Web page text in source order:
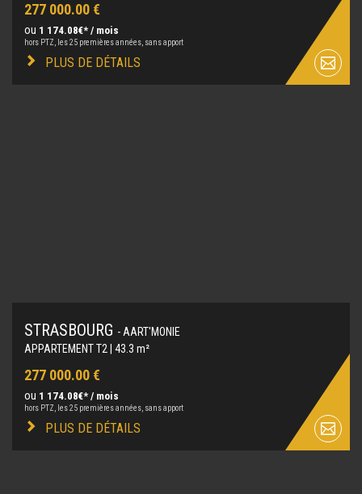
277 000.00 €
ou 1 174.08€* / mois
hors PTZ, les 25 premières années, sans apport
PLUS DE DÉTAILS
STRASBOURG - AART'MONIE
APPARTEMENT T2 | 43.3 m²
277 000.00 €
ou 1 174.08€* / mois
hors PTZ, les 25 premières années, sans apport
PLUS DE DÉTAILS